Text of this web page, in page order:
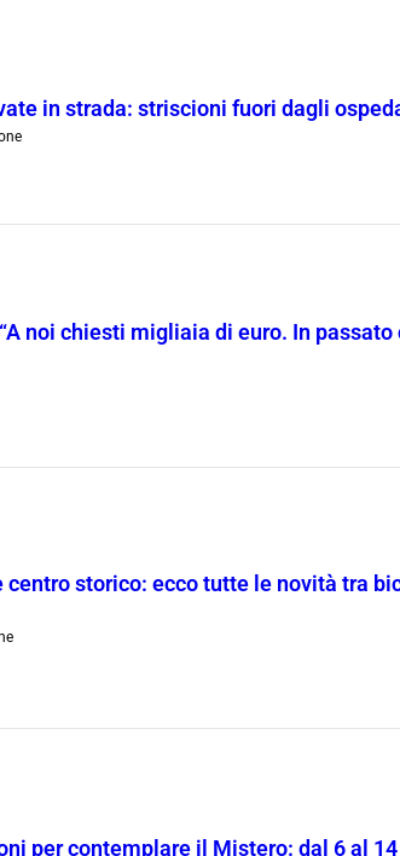
in strada: striscioni fuori dagli
noi chiesti migliaia di euro. In
centro storico: ecco tutte le novità tra
per contemplare il Mistero: dal 6 al